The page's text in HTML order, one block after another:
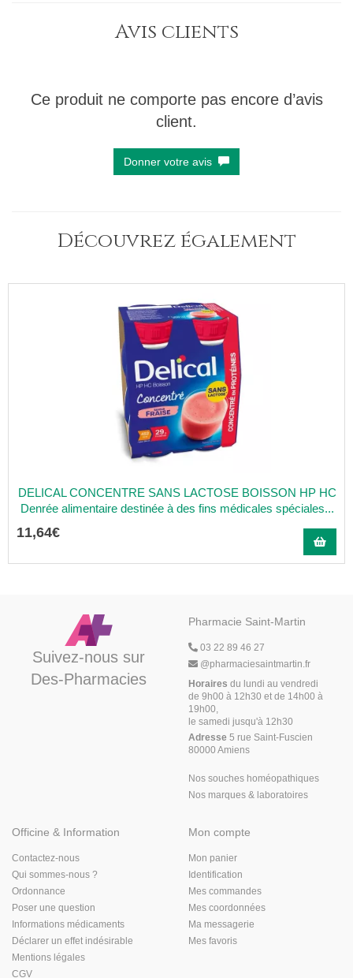
Avis clients
Ce produit ne comporte pas encore d’avis
client.
Donner votre avis
Découvrez également
DELICAL CONCENTRE SANS LACTOSE BOISSON HP HC
Denrée alimentaire destinée à des fins médicales spéciales...
11,64€
Suivez-nous sur
Des-Pharmacies
Pharmacie Saint-Martin
03 22 89 46 27
@pharmaciesaintmartin.fr
Horaires du lundi au vendredi
de 9h00 à 12h30 et de 14h00 à
19h00,
le samedi jusqu'à 12h30
Adresse 5 rue Saint-Fuscien
80000 Amiens
Nos souches homéopathiques
Nos marques & laboratoires
Officine & Information
Contactez-nous
Qui sommes-nous ?
Ordonnance
Poser une question
Informations médicaments
Déclarer un effet indésirable
Mentions légales
CGV
Mon compte
Mon panier
Identification
Mes commandes
Mes coordonnées
Ma messagerie
Mes favoris